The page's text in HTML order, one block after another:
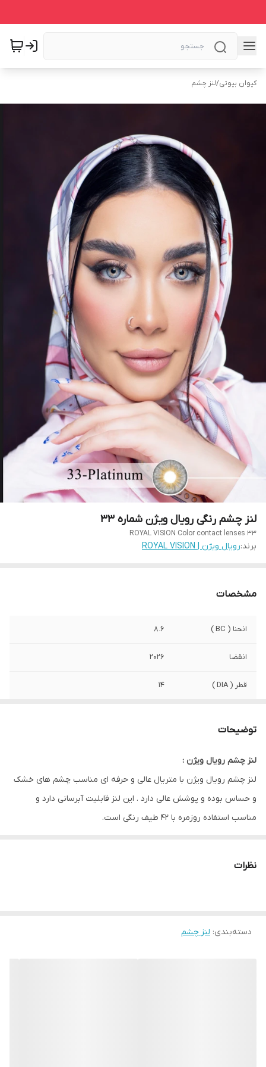
کیوان بیوتی/لنز چشم
لنز چشم رنگی رویال ویژن شماره 33
ROYAL VISION Color contact lenses 33
برند:رویال ویژن | ROYAL VISION
مشخصات
انحنا ( BC ) 8.6
انقضا 2026
قطر ( DIA ) 14
صادرکننده مجوز
ویژگی
مناسب استفاده روزانه . مناسب چشم های
پوشش عالی
توضیحات
لنز چشم رویال ویژن :
لنز چشم رویال ویژن با متریال عالی و حرفه ای مناسب چشم های خشک
و حساس بوده و پوشش عالی دارد . این لنز قابلیت آبرسانی دارد و
مناسب استفاده روزمره با 42 طیف رنگی است.
نظرات
دسته‌بندی: لنز چشم